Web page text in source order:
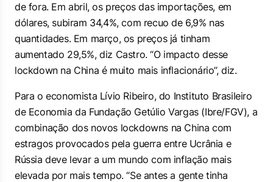
de fora. Em abril, os preços das importações, em
dólares, subiram 34,4%, com recuo de 6,9% nas
quantidades. Em março, os preços já tinham
aumentado 29,5%, diz Castro. “O impacto desse
lockdown na China é muito mais inflacionário”, diz.
Para o economista Lívio Ribeiro, do Instituto Brasileiro
de Economia da Fundação Getúlio Vargas (Ibre/FGV), a
combinação dos novos lockdowns na China com
estragos provocados pela guerra entre Ucrânia e
Rússia deve levar a um mundo com inflação mais
elevada por mais tempo. “Se antes a gente tinha